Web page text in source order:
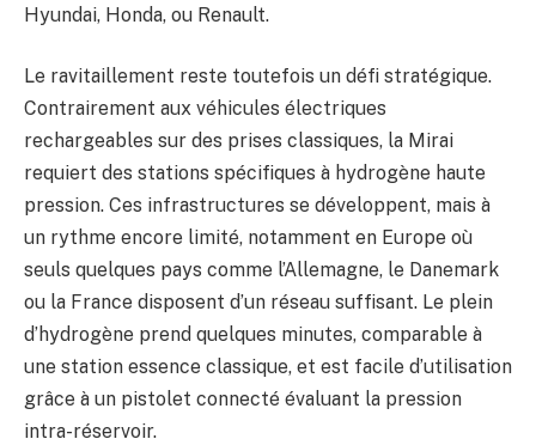
Hyundai, Honda, ou Renault.
Le ravitaillement reste toutefois un défi stratégique.
Contrairement aux véhicules électriques
rechargeables sur des prises classiques, la Mirai
requiert des stations spécifiques à hydrogène haute
pression. Ces infrastructures se développent, mais à
un rythme encore limité, notamment en Europe où
seuls quelques pays comme l’Allemagne, le Danemark
ou la France disposent d’un réseau suffisant. Le plein
d’hydrogène prend quelques minutes, comparable à
une station essence classique, et est facile d’utilisation
grâce à un pistolet connecté évaluant la pression
intra-réservoir.